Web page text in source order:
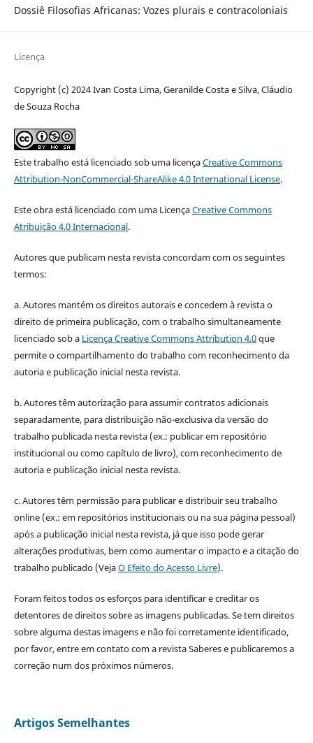
Dossiê Filosofias Africanas: Vozes plurais e contracoloniais
Licença
Copyright (c) 2024 Ivan Costa Lima, Geranilde Costa e Silva, Cláudio
de Souza Rocha
Este trabalho está licenciado sob uma licençaCreative Commons
Attribution-NonCommercial-ShareAlike 4.0 International License.
Este obra está licenciado com uma LicençaCreative Commons
Atribuição 4.0 Internacional.
Autores que publicam nesta revista concordam com os seguintes
termos:
a. Autores mantém os direitos autorais e concedem à revista o
direito de primeira publicação, com o trabalho simultaneamente
licenciado sob a Licença Creative Commons Attribution 4.0que
permite o compartilhamento do trabalho com reconhecimento da
autoria e publicação inicial nesta revista.
b. Autores têm autorização para assumir contratos adicionais
separadamente, para distribuição não-exclusiva da versão do
trabalho publicada nesta revista (ex.: publicar em repositório
institucional ou como capítulo de livro), com reconhecimento de
autoria e publicação inicial nesta revista.
c. Autores têm permissão para publicar e distribuir seu trabalho
online (ex.: em repositórios institucionais ou na sua página pessoal)
após a publicação inicial nesta revista, já que isso pode gerar
alterações produtivas, bem como aumentar o impacto e a citação do
trabalho publicado (VejaO Efeito do Acesso Livre).
Foram feitos todos os esforços para identificar e creditar os
detentores de direitos sobre as imagens publicadas. Se tem direitos
sobre alguma destas imagens e não foi corretamente identificado,
por favor, entre em contato com a revista Saberes e publicaremos a
correção num dos próximos números.
Artigos Semelhantes